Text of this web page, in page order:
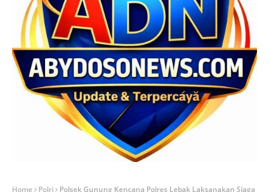
Home Polri
Polsek Gunung Kencana Polres Lebak Laksanakan Siaga